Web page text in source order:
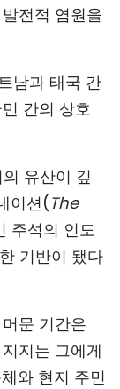
전적 염원을
남과 태국 간
간의 상호
유산이 깊
이션(The
주석의 인도
기반이 됐다
문 기간은
지는 그에게
와 현지 주민